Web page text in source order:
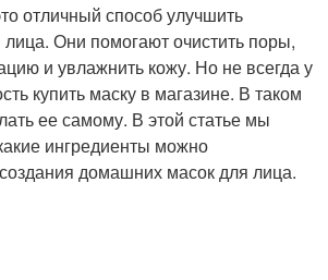
отличный способ улучшить
Они помогают очистить поры,
и увлажнить кожу. Но не всегда у
купить маску в магазине. В таком
ее самому. В этой статье мы
ингредиенты можно
домашних масок для лица.